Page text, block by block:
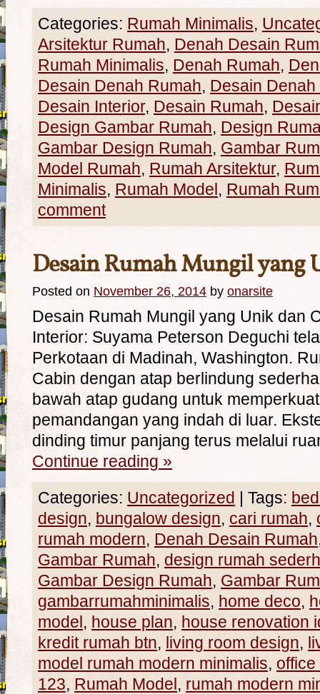
Categories: Rumah Minimalis,
Arsitektur Rumah, Denah Desain
Rumah Minimalis, Denah Rumah,
Desain Denah Rumah, Desain
Desain Interior, Desain Rumah,
Design Gambar Rumah, Design
Gambar Design Rumah, Gambar
Model Rumah, Rumah Arsitektur,
Minimalis, Rumah Model, Rumah
comment
Desain Rumah Mungil yang
Posted on November 26, 2014 by onarsite
Desain Rumah Mungil yang Unik dan
Interior: Suyama Peterson Deguchi
Perkotaan di Madinah, Washington.
Cabin dengan atap berlindung
bawah atap gudang untuk
pemandangan yang indah di luar.
dinding timur panjang terus melalui
Continue reading »
Categories: Uncategorized | Tags:
design, bungalow design, cari rumah,
rumah modern, Denah Desain Rumah
Gambar Rumah, design rumah
Gambar Design Rumah, Gambar
gambarrumahminimalis, home deco,
model, house plan, house renovation
kredit rumah btn, living room design,
model rumah modern minimalis,
123, Rumah Model, rumah modern